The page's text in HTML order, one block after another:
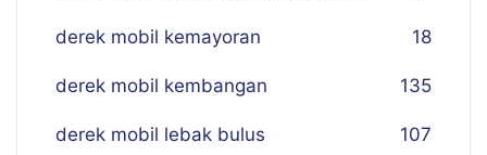
derek mobil kemayoran 18
derek mobil kembangan 135
derek mobil lebak bulus 107